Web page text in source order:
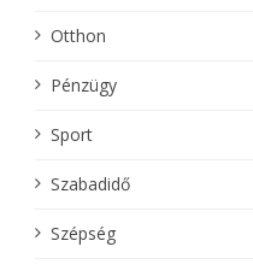
Otthon
Pénzügy
Sport
Szabadidő
Szépség